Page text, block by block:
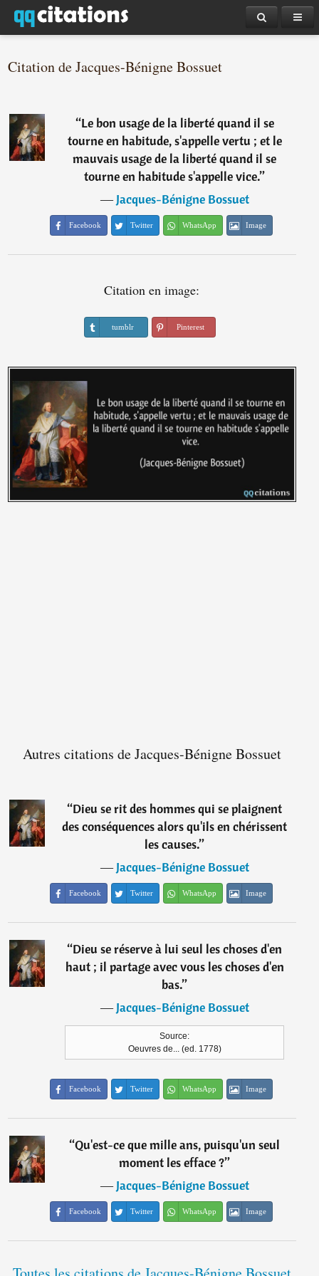
Citation de Jacques-Bénigne Bossuet
“Le bon usage de la liberté quand il se
tourne en habitude, s'appelle vertu ; et le
mauvais usage de la liberté quand il se
tourne en habitude s'appelle vice.”
―Jacques-Bénigne Bossuet
Facebook Twitter WhatsApp Image
Citation en image:
tumblr Pinterest
Autres citations de Jacques-Bénigne Bossuet
“Dieu se rit des hommes qui se plaignent
des conséquences alors qu'ils en chérissent
les causes.”
―Jacques-Bénigne Bossuet
Facebook Twitter WhatsApp Image
“Dieu se réserve à lui seul les choses d'en
haut ; il partage avec vous les choses d'en
bas.”
―Jacques-Bénigne Bossuet
Source:
Oeuvres de... (ed. 1778)
Facebook Twitter WhatsApp Image
“Qu'est-ce que mille ans, puisqu'un seul
moment les efface ?”
―Jacques-Bénigne Bossuet
Facebook Twitter WhatsApp Image